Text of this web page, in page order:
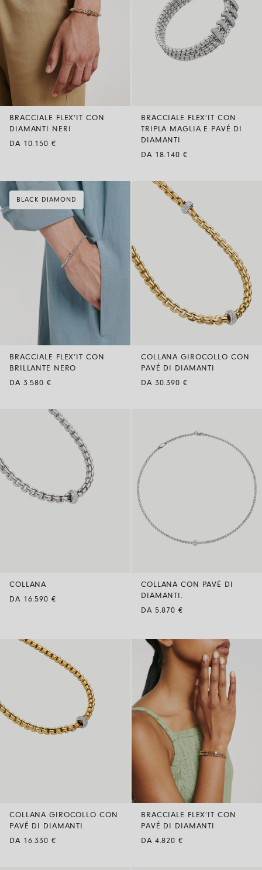
BRACCIALE FLEX’IT CON
DIAMANTI NERI
DA 10.150 €
BRACCIALE FLEX’IT CON
TRIPLA MAGLIA E PAVÉ DI
DIAMANTI
DA 18.140 €
BLACK DIAMOND
BRACCIALE FLEX’IT CON
BRILLANTE NERO
DA 3.580 €
COLLANA GIROCOLLO CON
PAVÉ DI DIAMANTI
DA 30.390 €
COLLANA
DA 16.590 €
COLLANA CON PAVÉ DI
DIAMANTI.
DA 5.870 €
COLLANA GIROCOLLO CON
PAVÉ DI DIAMANTI
DA 16.330 €
BRACCIALE FLEX’IT CON
PAVÉ DI DIAMANTI
DA 4.820 €